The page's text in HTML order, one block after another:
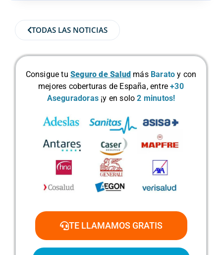
TODAS LAS NOTICIAS
Consigue tu Seguro de Salud más Barato y con
mejores coberturas de España, entre+30
Aseguradoras ¡y en solo2 minutos!
TE LLAMAMOS GRATIS